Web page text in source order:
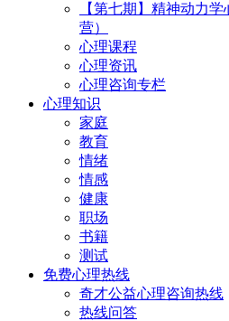
【第七期】精神动力
营）
心理课程
心理资讯
心理咨询专栏
心理知识
家庭
教育
情绪
情感
健康
职场
书籍
测试
免费心理热线
奇才公益心理咨询热线
热线问答